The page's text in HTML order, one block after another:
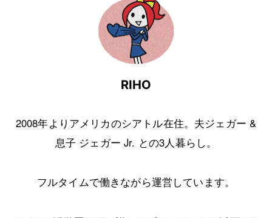
RIHO
2008年よりアメリカのシアトル在住。夫ジェガー &
息子 ジェガー Jr. との3人暮らし。
フルタイムで働きながら運営しています。